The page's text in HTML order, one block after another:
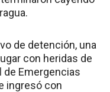
de detención, una
con heridas de
de Emergencias
ingresó con